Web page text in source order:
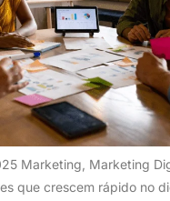
Marketing, Marketing
que crescem rápido no